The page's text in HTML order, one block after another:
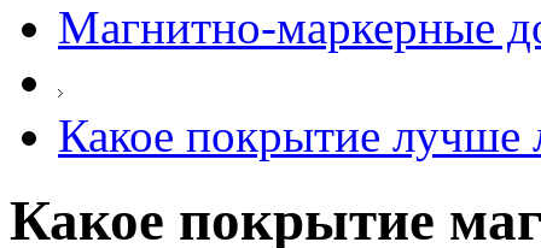
Магнитно-маркерные
Какое покрытие лучше
Какое покрытие